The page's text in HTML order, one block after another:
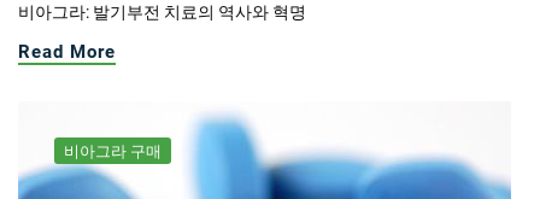
비아그라: 발기부전 치료의 역사와 혁명
Read More
비아그라 구매